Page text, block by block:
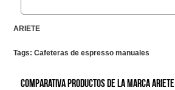
ARIETE
Tags: Cafeteras de espresso manuales
Comparativa productos de la marca Ariete